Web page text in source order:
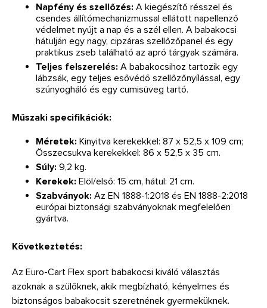
Napfény és szellőzés: A kiegészítő résszel és
csendes állítómechanizmussal ellátott napellenző
védelmet nyújt a nap és a szél ellen. A babakocsi
hátulján egy nagy, cipzáras szellőzőpanel és egy
praktikus zseb található az apró tárgyak számára.
Teljes felszerelés: A babakocsihoz tartozik egy
lábzsák, egy teljes esővédő szellőzőnyílással, egy
szúnyogháló és egy cumisüveg tartó.
Műszaki specifikációk:
Méretek: Kinyitva kerekekkel: 87 x 52,5 x 109 cm;
Összecsukva kerekekkel: 86 x 52,5 x 35 cm.
Súly: 9,2 kg.
Kerekek: Elöl/első: 15 cm, hátul: 21 cm.
Szabványok: Az EN 1888-1:2018 és EN 1888-2:2018
európai biztonsági szabványoknak megfelelően
gyártva.
Következtetés:
Az Euro-Cart Flex sport babakocsi kiváló választás
azoknak a szülőknek, akik megbízható, kényelmes és
biztonságos babakocsit szeretnének gyermeküknek.